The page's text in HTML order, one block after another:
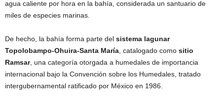
agua caliente por hora en la bahía, considerada un santuario de
miles de especies marinas.
De hecho, la bahía forma parte del sistema lagunar
Topolobampo-Ohuira-Santa María , catalogado como sitio
Ramsar, una categoría otorgada a humedales de importancia
internacional bajo la Convención sobre los Humedales, tratado
intergubernamental ratificado por México en 1986.